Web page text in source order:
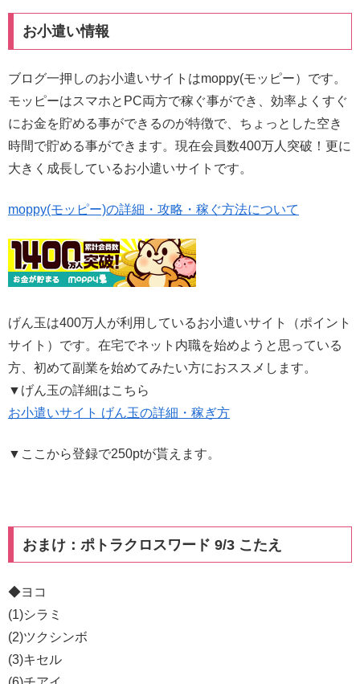
お小遣い情報
ブログ一押しのお小遣いサイトはmoppy(モッピー）です。
モッピーはスマホとPC両方で稼ぐ事ができ、効率よくすぐ
にお金を貯める事ができるのが特徴で、ちょっとした空き
時間で貯める事ができます。現在会員数400万人突破！更に
大きく成長しているお小遣いサイトです。
moppy(モッピー)の詳細・攻略・稼ぐ方法について
げん玉は400万人が利用しているお小遣いサイト（ポイント
サイト）です。在宅でネット内職を始めようと思っている
方、初めて副業を始めてみたい方におススメします。
▼げん玉の詳細はこちら
お小遣いサイト げん玉の詳細・稼ぎ方
▼ここから登録で250ptが貰えます。
おまけ：ポトラクロスワード 9/3 こたえ
◆ヨコ
(1)シラミ
(2)ツクシンボ
(3)キセル